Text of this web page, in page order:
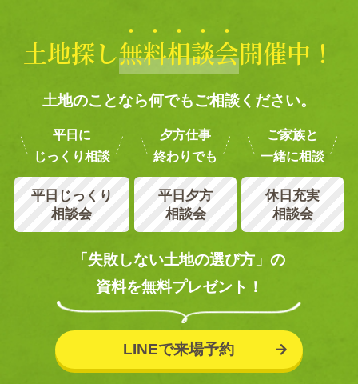
土地探し無料相談会開催中！
土地のことなら何でもご相談ください。
平日に
じっくり相談
平日じっくり
相談会
夕方仕事
終わりでも
平日夕方
相談会
ご家族と
一緒に相談
休日充実
相談会
「失敗しない土地の選び方」の
資料を無料プレゼント！
LINEで来場予約